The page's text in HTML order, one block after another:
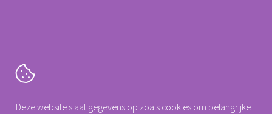
Deze website slaat gegevens op zoals cookies om belangrijke
Cartografenweg 18